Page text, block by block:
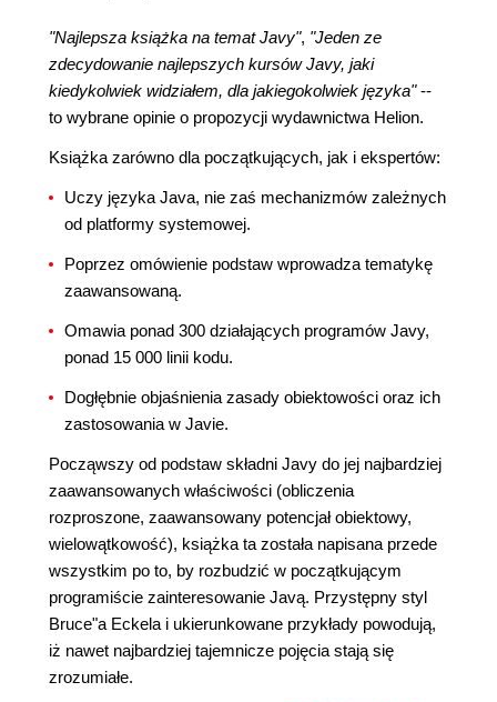
"Najlepsza książka na temat Javy", "Jeden ze
zdecydowanie najlepszych kursów Javy, jaki
kiedykolwiek widziałem, dla jakiegokolwiek języka"--
to wybrane opinie o propozycji wydawnictwa Helion.
Książka zarówno dla początkujących, jak i ekspertów:
Uczy języka Java, nie zaś mechanizmów zależnych
od platformy systemowej.
Poprzez omówienie podstaw wprowadza tematykę
zaawansowaną.
Omawia ponad 300 działających programów Javy,
ponad 15 000 linii kodu.
Dogłębnie objaśnienia zasady obiektowości oraz ich
zastosowania w Javie.
Począwszy od podstaw składni Javy do jej najbardziej
zaawansowanych właściwości (obliczenia
rozproszone, zaawansowany potencjał obiektowy,
wielowątkowość), książka ta została napisana przede
wszystkim po to, by rozbudzić w początkującym
programiście zainteresowanie Javą. Przystępny styl
Bruce"a Eckela i ukierunkowane przykłady powodują,
iż nawet najbardziej tajemnicze pojęcia stają się
zrozumiałe.